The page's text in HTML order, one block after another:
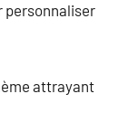
personnaliser
attrayant